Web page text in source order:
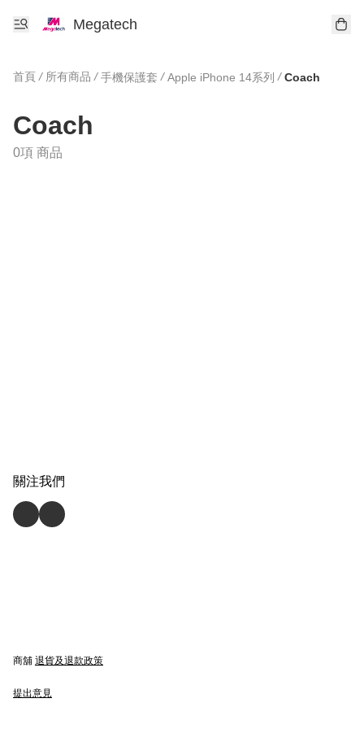
Megatech
首頁 / 所有商品 / 手機保護套 / Apple iPhone 14系列 / Coach
Coach
0項 商品
關注我們
商舖 退貨及退款政策
提出意見